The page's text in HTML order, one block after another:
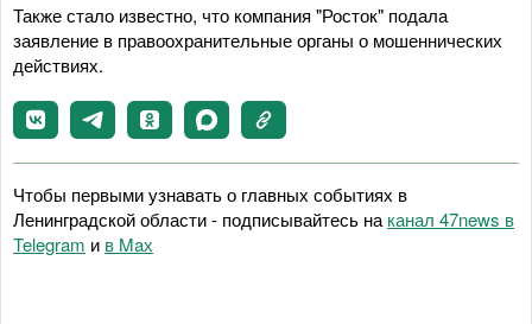
Также стало известно, что компания "Росток" подала
заявление в правоохранительные органы о мошеннических
действиях.
Чтобы первыми узнавать о главных событиях в
Ленинградской области - подписывайтесь на канал 47news в
Telegram и в Maх